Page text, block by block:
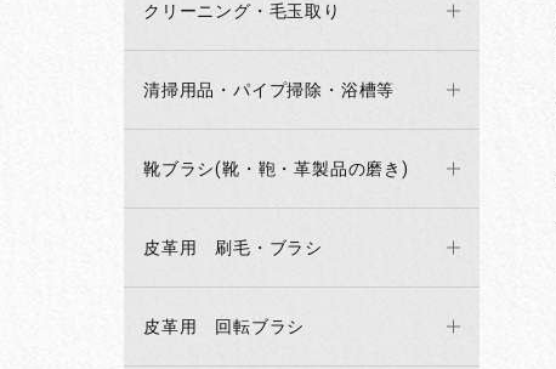
クリーニング・毛玉取り
清掃用品・パイプ掃除・浴槽等
靴ブラシ(靴・鞄・革製品の磨き)
皮革用 刷毛・ブラシ
皮革用 回転ブラシ